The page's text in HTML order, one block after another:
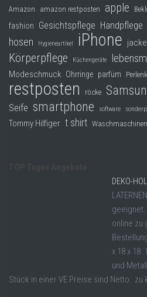
Amazon amazon restposten apple
fashion Gesichtspflege Handpflege
hosen Hygieneartikel iPhone
Körperpflege Küchengeräte
Modeschmuck Ohrringe parfüm
restposten röcke
Seife smartphone software
Tommy Hilfiger t shirt Waschmaschinen
DEKO-
online zu
x 18 x 18
und
Stück in einer VE Preise sind Netto: zu